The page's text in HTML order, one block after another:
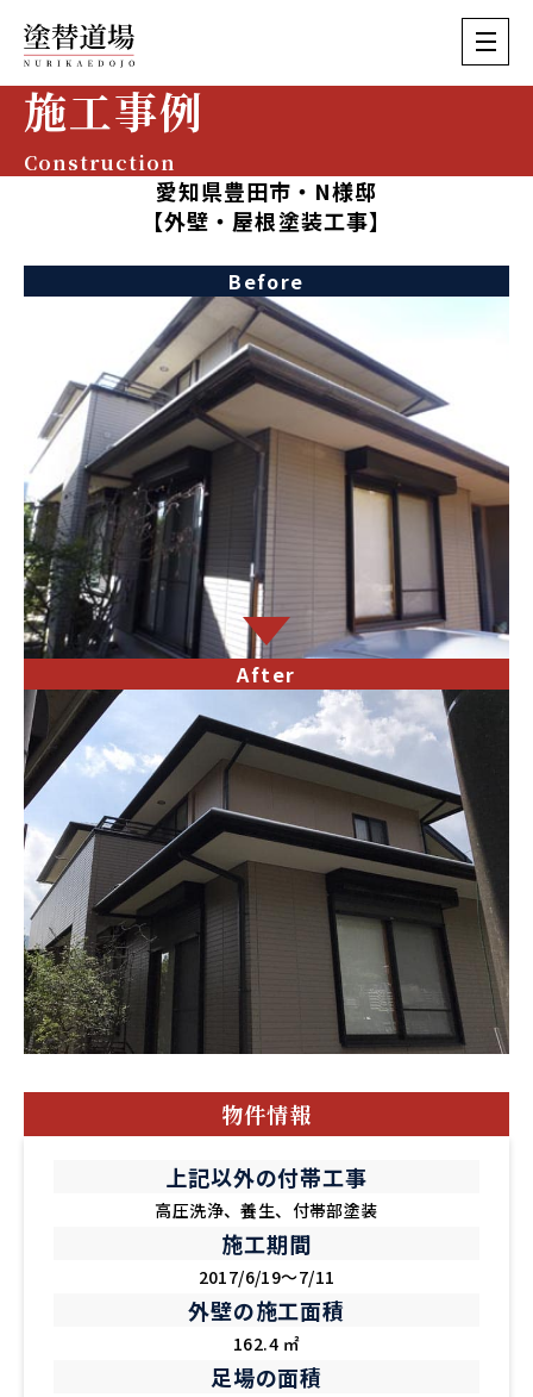
施工事例
Construction
愛知県豊田市・N様邸
【外壁・屋根塗装工事】
Before
After
物件情報
上記以外の付帯工事
高圧洗浄、養生、付帯部塗装
施工期間
2017/6/19～7/11
外壁の施工面積
162.4 ㎡
足場の面積